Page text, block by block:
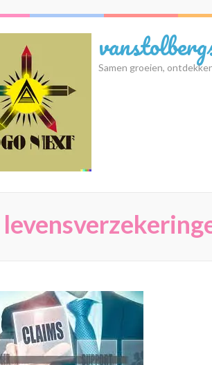
Samen groeien,